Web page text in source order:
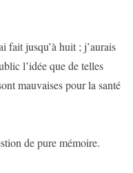
fait jusqu’à huit ; j’aurais
l’idée que de telles
mauvaises pour la santé
de pure mémoire.